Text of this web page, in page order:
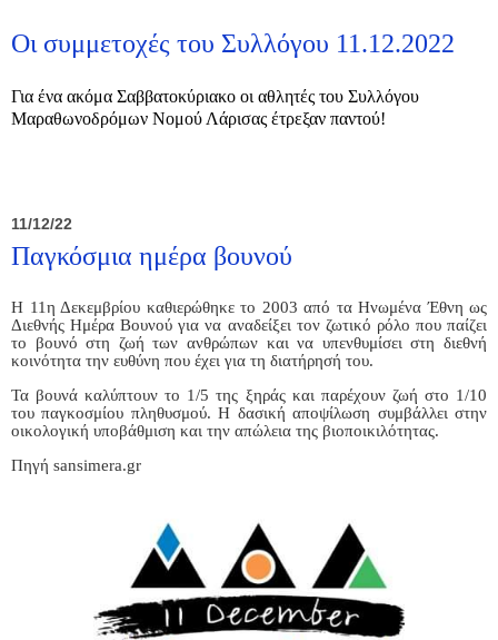
Οι συμμετοχές του Συλλόγου 11.12.2022
Για ένα ακόμα Σαββατοκύριακο οι αθλητές του Συλλόγου
Μαραθωνοδρόμων Νομού Λάρισας έτρεξαν παντού!
11/12/22
Παγκόσμια ημέρα βουνού
Η 11η Δεκεμβρίου καθιερώθηκε το 2003 από τα Ηνωμένα Έθνη ως
Διεθνής Ημέρα Βουνού για να αναδείξει τον ζωτικό ρόλο που παίζει
το βουνό στη ζωή των ανθρώπων και να υπενθυμίσει στη διεθνή
κοινότητα την ευθύνη που έχει για τη διατήρησή του.
Τα βουνά καλύπτουν το 1/5 της ξηράς και παρέχουν ζωή στο 1/10
του παγκοσμίου πληθυσμού. Η δασική αποψίλωση συμβάλλει στην
οικολογική υποβάθμιση και την απώλεια της βιοποικιλότητας.
Πηγή sansimera.gr